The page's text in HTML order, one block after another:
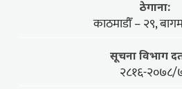
ठेगाना:
काठमाडौँ – २९,
सूचना विभाग
२८१६-२०७८/